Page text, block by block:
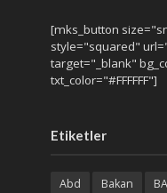
[mks_button
style="squared"
target="_blank"
txt_color="#FFFFFF"]
Etiketler
Abd Bakan